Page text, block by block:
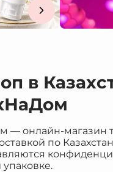
в
— онлайн-магазин
по